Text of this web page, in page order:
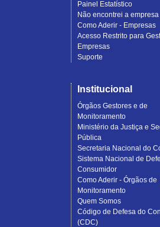
Painel Estatístico
Não encontrei a empresa
Como Aderir - Empresas
Acesso Restrito para
Empresas
Suporte
Institucional
Órgãos Gestores e de
Monitoramento
Ministério da Justiça e
Pública
Secretaria Nacional do
Sistema Nacional de
Consumidor
Como Aderir - Órgãos de
Monitoramento
Quem Somos
Código de Defesa do
(CDC)